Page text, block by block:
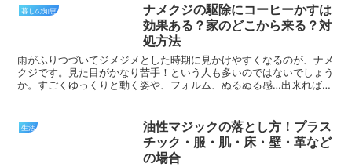
暮しの知恵
ナメクジの駆除にコーヒーかすは
効果ある？家のどこから来る？対
処方法
雨がふりつづいてジメジメとした時期に見かけやすくなるのが、ナメ
クジです。見た目がかなり苦手！という人も多いのではないでしょう
か。すごくゆっくりと動く姿や、フォルム、ぬるぬる感…出来れば見
生活
油性マジックの落とし方！プラス
チック・服・肌・床・壁・革など
の場合